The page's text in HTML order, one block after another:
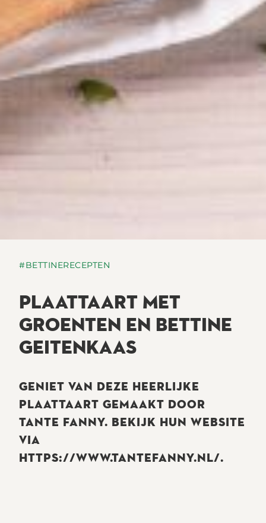
#BETTINERECEPTEN
PLAATTAART MET
GROENTEN EN BETTINE
GEITENKAAS
GENIET VAN DEZE HEERLIJKE
PLAATTAART GEMAAKT DOOR
TANTE FANNY. BEKIJK HUN WEBSITE
VIA
HTTPS://WWW.TANTEFANNY.NL/.